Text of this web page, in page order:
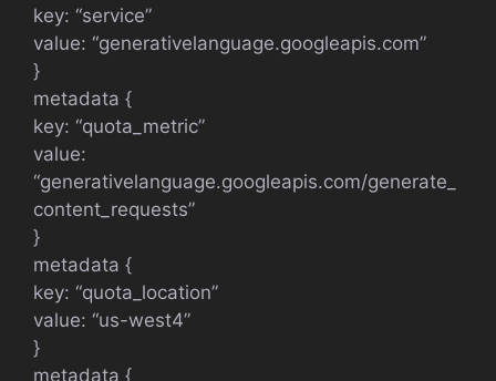
key: “service”
value: “generativelanguage.googleapis.com”
}
metadata {
key: “quota_metric”
value:
“generativelanguage.googleapis.com/generate_
content_requests”
}
metadata {
key: “quota_location”
value: “us-west4”
}
metadata {